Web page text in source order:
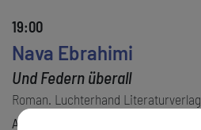
19:00
Nava Ebrahimi
Und Federn überall
Roman. Luchterhand Literaturverlag
Angelika Reitzer